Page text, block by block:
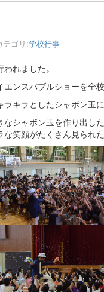
ゴリ:学校行事
れました。
ンスバブルショーを全校
キラとしたシャボン玉
シャボン玉を作り出し
笑顔がたくさん見られ